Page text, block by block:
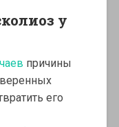
у
причины
его